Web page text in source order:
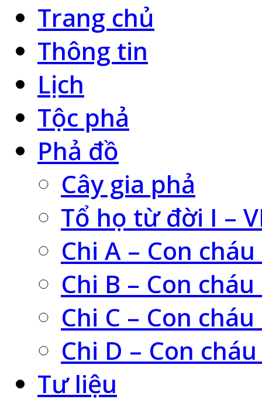
Trang chủ
Thông tin
Lịch
Tộc phả
Phả đồ
Cây gia phả
Tổ họ từ đời I –
Chi A – Con
Chi B – Con
Chi C – Con
Chi D – Con
Tư liệu